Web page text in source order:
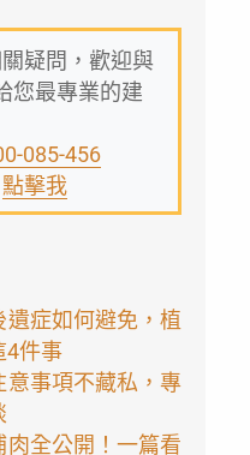
疑問，歡迎與
您最專業的建
085-456
點擊我
遺症如何避免，植
4件事
意事項不藏私，專
肉全公開！一篇看